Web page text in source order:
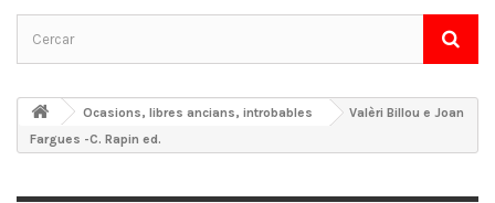
Ocasions, libres ancians, introbables
Valèri Billou e Joan
Fargues -C. Rapin ed.